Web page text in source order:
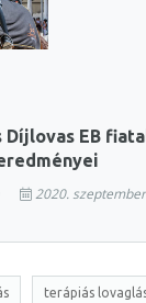
EB
2020.
terápiás